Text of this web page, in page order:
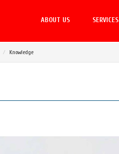
ABOUT US SERVICES
Knowledge